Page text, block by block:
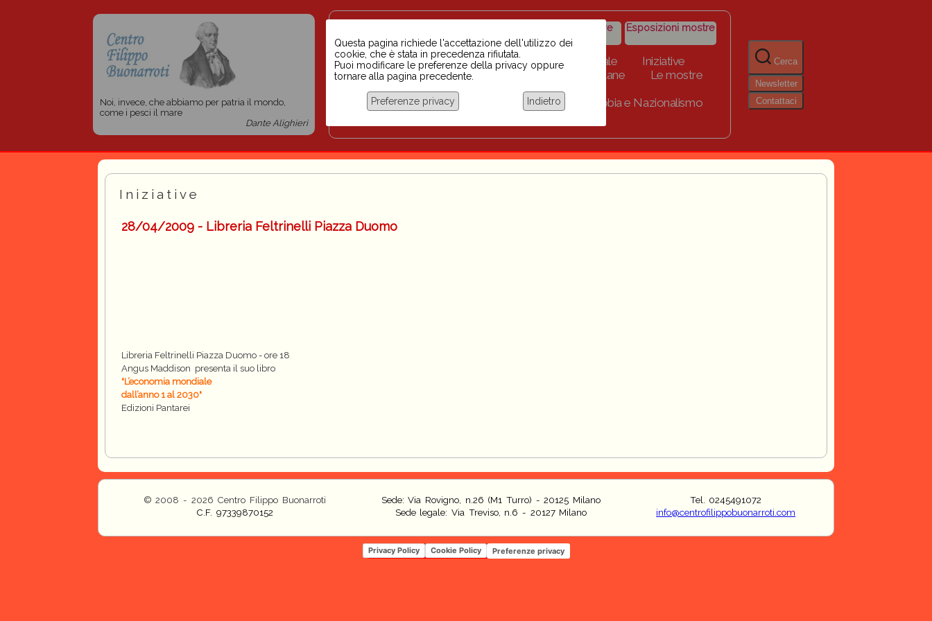
Noi, invece, che abbiamo per patria il mondo,
come i pesci il mare
Dante Alighieri
razzismo
iniziative
Storico iniziative Esposizioni mostre
Home Scuola BINARI Biblioteca digitale
Iniziative
Progetti per le scuole 2023-2024
Link Collane
Le mostre
Chi siamo
Coordinamento Docenti contro Razzismo, Xenofobia e Nazionalismo
Cerca
Newsletter
Contattaci
Questa pagina richiede l'accettazione dell'utilizzo dei
cookie, che è stata in precedenza rifiutata.
Puoi modificare le preferenze della privacy oppure
tornare alla pagina precedente.
Preferenze privacy Indietro
Iniziative
28/04/2009 - Libreria Feltrinelli Piazza Duomo
Libreria Feltrinelli Piazza Duomo - ore 18
Angus Maddison presenta il suo libro
"L’economia mondiale
dall’anno 1 al 2030"
Edizioni Pantarei
© 2008 - 2026 Centro Filippo Buonarroti
C.F. 97339870152
Sede: Via Rovigno, n.26 (M1 Turro) - 20125 Milano
Sede legale: Via Treviso, n.6 - 20127 Milano
Tel. 0245491072
info@centrofilippobuonarroti.com
Privacy Policy Cookie Policy Preferenze privacy